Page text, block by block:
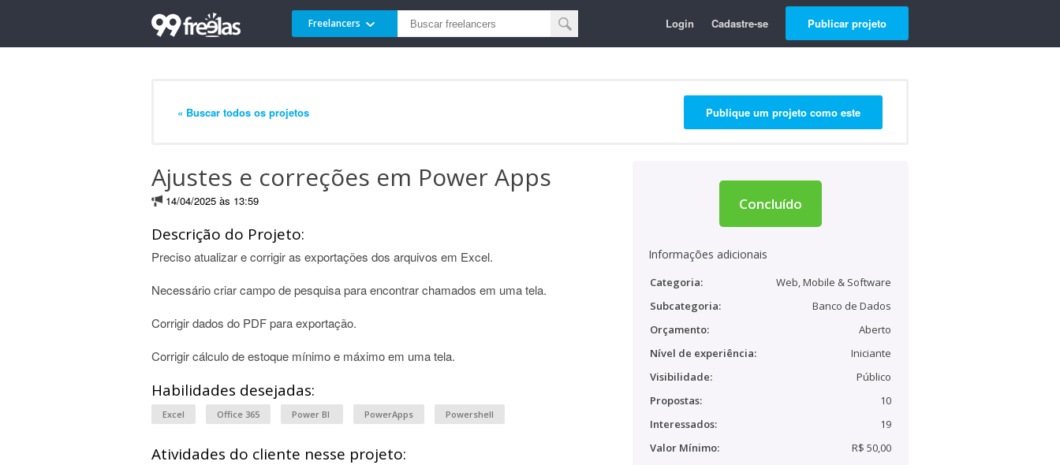
Freelancers Login Cadastre-se Publicar projeto
« Buscar todos os projetos Publique um projeto como este
Ajustes e correções em Power Apps
14/04/2025 às 13:59
Descrição do Projeto:
Preciso atualizar e corrigir as exportações dos arquivos em Excel.
Necessário criar campo de pesquisa para encontrar chamados em uma tela.
Corrigir dados do PDF para exportação.
Corrigir cálculo de estoque mínimo e máximo em uma tela.
Habilidades desejadas:
Excel Office 365 Power BI PowerApps Powershell
Atividades do cliente nesse projeto:
Concluído
Informações adicionais
Categoria:
Web, Mobile & Software
Subcategoria:
Banco de Dados
Orçamento:
Aberto
Nível de experiência:
Iniciante
Visibilidade:
Público
Propostas:
10
Interessados:
19
Valor Mínimo:
R$ 50,00